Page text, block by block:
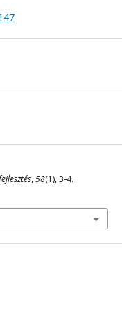
,58(1), 3-4.